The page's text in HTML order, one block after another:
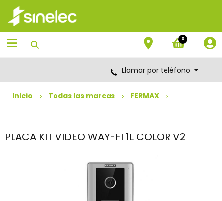
Saltar
contenido
Saltar
menú
de
navegación
0
Llamar por teléfono
Inicio Todas las marcas FERMAX
PLACA KIT VIDEO WAY-FI 1L COLOR V2